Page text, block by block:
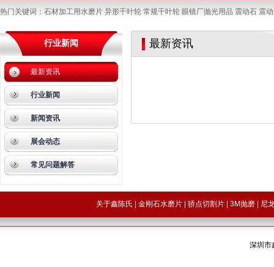
热门关键词：石材加工用水磨片 异形千叶轮 常规千叶轮 眼镜厂抛光用品 震动石 震
行业新闻
最新资讯
行业新闻
新闻资讯
展会动态
常见问题解答
最新资讯
关于鑫陈氏 金刚石水磨片 骄点切割片 3M抛磨 尼
深圳市